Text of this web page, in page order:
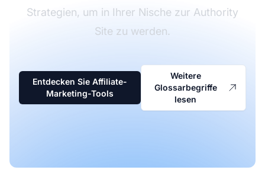
Strategien, um in Ihrer Nische zur Authority
Site zu werden.
Entdecken Sie Affiliate-
Marketing-Tools
Weitere
Glossarbegriffe
lesen